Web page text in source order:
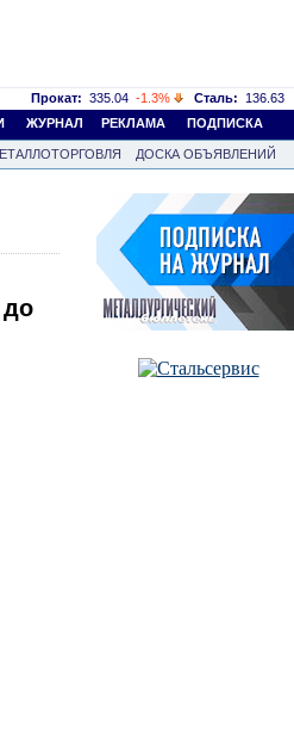
Прокат: 335.04 -1.3% Сталь: 136.63
ЖУРНАЛ РЕКЛАМА ПОДПИСКА
ДОСКА ОБЪЯВЛЕНИЙ
до